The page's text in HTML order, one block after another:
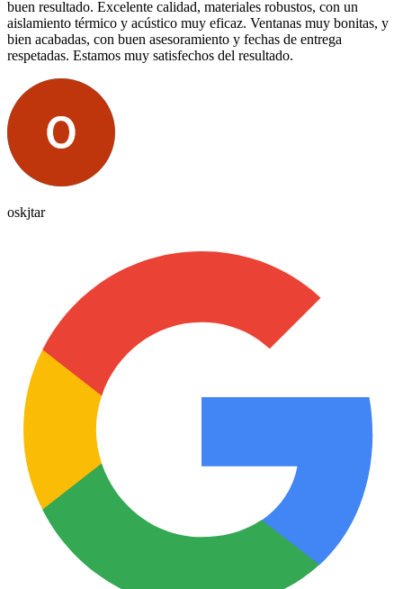
buen resultado. Excelente calidad, materiales robustos, con un
aislamiento térmico y acústico muy eficaz. Ventanas muy bonitas, y
bien acabadas, con buen asesoramiento y fechas de entrega
respetadas. Estamos muy satisfechos del resultado.
oskjtar